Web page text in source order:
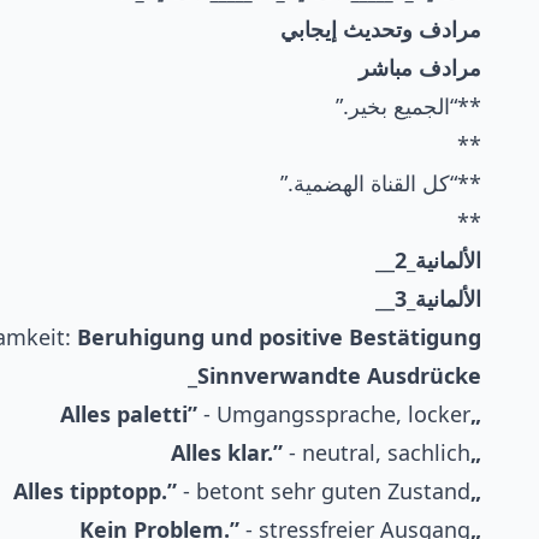
مرادف وتحديث إيجابي
مرادف مباشر
**“الجميع بخير.”
**
**“كل القناة الهضمية.”
**
الألمانية_2
الألمانية_3
Beruhigung und positive Bestätigung.
Sinnverwandte Ausdrücke
„Alles paletti”
- Umgangssprache, locker
„Alles klar.”
- neutral, sachlich
„Alles tipptopp.”
- betont sehr guten Zustand
„Kein Problem.”
- stressfreier Ausgang